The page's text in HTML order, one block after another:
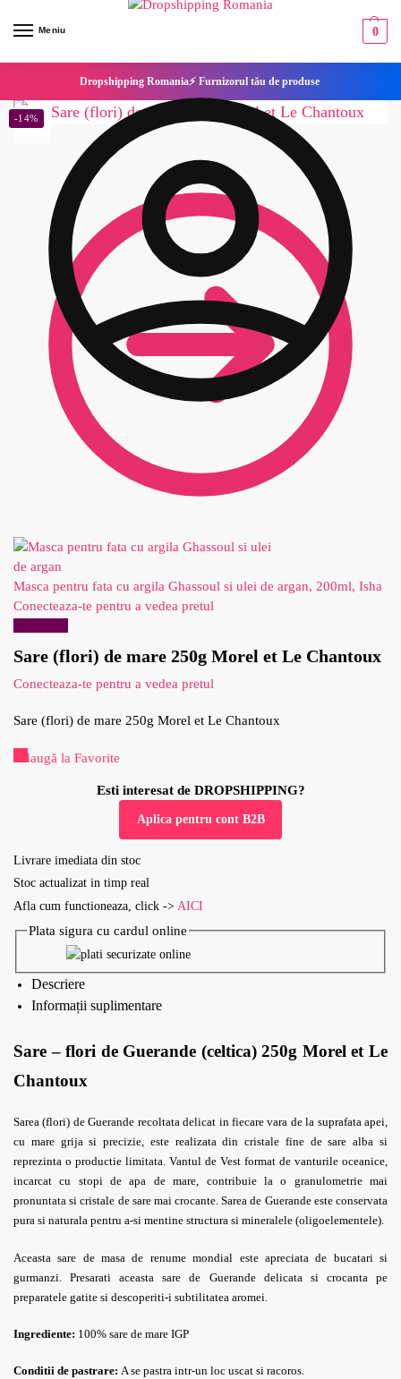
Meniu 0
Dropshipping Romania⚡ Furnizorul tău de produse
Masca pentru fata cu argila Ghassoul si ulei de argan, 200ml, Isha
Conecteaza-te pentru a vedea pretul
Sare (flori) de mare 250g Morel et Le Chantoux
Conecteaza-te pentru a vedea pretul
-14%
Sare (flori) de mare 250g Morel et Le Chantoux
Adaugă la Favorite
Esti interesat de DROPSHIPPING?
Aplica pentru cont B2B
Livrare imediata din stoc
Stoc actualizat in timp real
Afla cum functioneaza, click -> AICI
Plata sigura cu cardul online
Descriere
Informații suplimentare
Sare – flori de Guerande (celtica) 250g Morel et Le
Chantoux
Sarea (flori) de Guerande recoltata delicat in fiecare vara de la suprafata apei,
cu mare grija si precizie, este realizata din cristale fine de sare alba si
reprezinta o productie limitata. Vantul de Vest format de vanturile oceanice,
incarcat cu stopi de apa de mare, contribuie la o granulometrie mai
pronuntata si cristale de sare mai crocante.Sarea de Guerandeeste conservata
pura si naturala pentru a-si mentine structura si mineralele (oligoelementele).
Aceasta sare de masa de renume mondial este apreciatade bucatari si
gurmanzi. Presarati aceasta sare de Guerande delicata si crocanta pe
preparatele gatite si descoperiti-i subtilitatea aromei.
Ingrediente: 100% sare de mare IGP
Conditii de pastrare: A se pastra intr-un loc uscat si racoros.